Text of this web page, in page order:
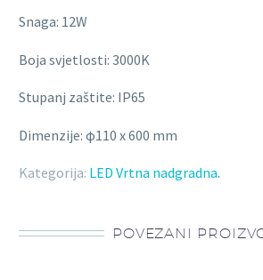
Snaga: 12W
Boja svjetlosti: 3000K
Stupanj zaštite: IP65
Dimenzije: φ110 x 600 mm
Kategorija: LED Vrtna nadgradna.
POVEZANI